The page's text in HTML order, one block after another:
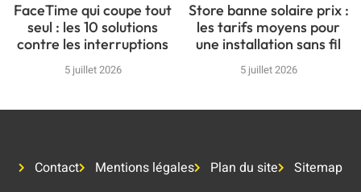
FaceTime qui coupe tout
seul : les 10 solutions
contre les interruptions
5 juillet 2026
Store banne solaire prix :
les tarifs moyens pour
une installation sans fil
5 juillet 2026
Contact Mentions légales Plan du site Sitemap